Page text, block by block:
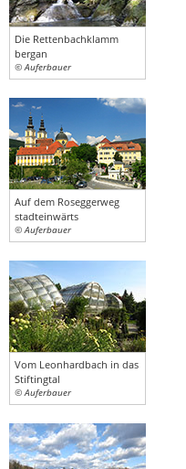
Die Rettenbachklamm
bergan
© Auferbauer
Auf dem Roseggerweg
stadteinwärts
© Auferbauer
Vom Leonhardbach in das
Stiftingtal
© Auferbauer